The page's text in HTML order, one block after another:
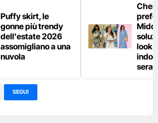
Puffy skirt, le
gonne più trendy
dell'estate 2026
assomigliano a una
nuvola
look
sera
SEGUI